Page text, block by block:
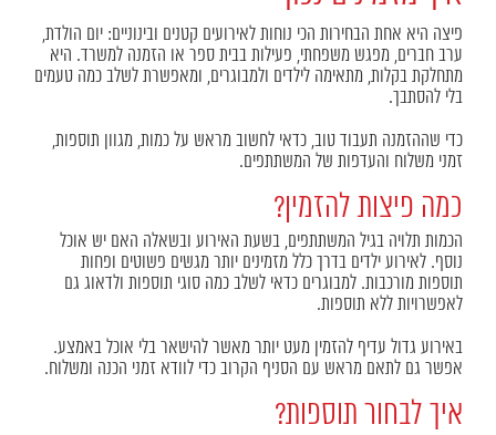
פיצה היא אחת הבחירות הכי נוחות לאירועים קטנים ובינוניים: יום הולדת,
ערב חברים, מפגש משפחתי, פעילות בבית ספר או הזמנה למשרד. היא
מתחלקת בקלות, מתאימה לילדים ולמבוגרים, ומאפשרת לשלב כמה טעמים
בלי להסתבך.
כדי שההזמנה תעבוד טוב, כדאי לחשוב מראש על כמות, מגוון תוספות,
זמני משלוח והעדפות של המשתתפים.
כמה פיצות להזמין?
הכמות תלויה בגיל המשתתפים, בשעת האירוע ובשאלה האם יש אוכל
נוסף. לאירוע ילדים בדרך כלל מזמינים יותר מגשים פשוטים ופחות
תוספות מורכבות. למבוגרים כדאי לשלב כמה סוגי תוספות ולדאוג גם
לאפשרויות ללא תוספות.
באירוע גדול עדיף להזמין מעט יותר מאשר להישאר בלי אוכל באמצע.
אפשר גם לתאם מראש עם הסניף הקרוב כדי לוודא זמני הכנה ומשלוח.
איך לבחור תוספות?